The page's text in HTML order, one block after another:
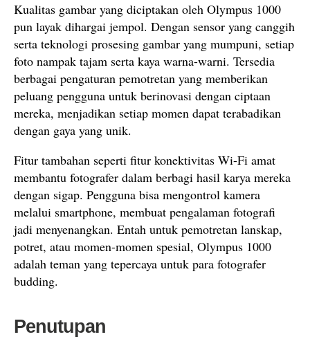
Kualitas gambar yang diciptakan oleh Olympus 1000
pun layak dihargai jempol. Dengan sensor yang canggih
serta teknologi prosesing gambar yang mumpuni, setiap
foto nampak tajam serta kaya warna-warni. Tersedia
berbagai pengaturan pemotretan yang memberikan
peluang pengguna untuk berinovasi dengan ciptaan
mereka, menjadikan setiap momen dapat terabadikan
dengan gaya yang unik.
Fitur tambahan seperti fitur konektivitas Wi-Fi amat
membantu fotografer dalam berbagi hasil karya mereka
dengan sigap. Pengguna bisa mengontrol kamera
melalui smartphone, membuat pengalaman fotografi
jadi menyenangkan. Entah untuk pemotretan lanskap,
potret, atau momen-momen spesial, Olympus 1000
adalah teman yang tepercaya untuk para fotografer
budding.
Penutupan